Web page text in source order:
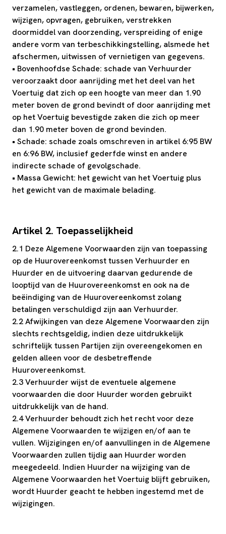
verzamelen, vastleggen, ordenen, bewaren, bijwerken,
wijzigen, opvragen, gebruiken, verstrekken
doormiddel van doorzending, verspreiding of enige
andere vorm van terbeschikkingstelling, alsmede het
afschermen, uitwissen of vernietigen van gegevens.
• Bovenhoofdse Schade: schade van Verhuurder
veroorzaakt door aanrijding met het deel van het
Voertuig dat zich op een hoogte van meer dan 1.90
meter boven de grond bevindt of door aanrijding met
op het Voertuig bevestigde zaken die zich op meer
dan 1.90 meter boven de grond bevinden.
• Schade: schade zoals omschreven in artikel 6:95 BW
en 6:96 BW, inclusief gederfde winst en andere
indirecte schade of gevolgschade.
• Massa Gewicht: het gewicht van het Voertuig plus
het gewicht van de maximale belading.
Artikel 2. Toepasselijkheid
2.1 Deze Algemene Voorwaarden zijn van toepassing
op de Huurovereenkomst tussen Verhuurder en
Huurder en de uitvoering daarvan gedurende de
looptijd van de Huurovereenkomst en ook na de
beëindiging van de Huurovereenkomst zolang
betalingen verschuldigd zijn aan Verhuurder.
2.2 Afwijkingen van deze Algemene Voorwaarden zijn
slechts rechtsgeldig, indien deze uitdrukkelijk
schriftelijk tussen Partijen zijn overeengekomen en
gelden alleen voor de desbetreffende
Huurovereenkomst.
2.3 Verhuurder wijst de eventuele algemene
voorwaarden die door Huurder worden gebruikt
uitdrukkelijk van de hand.
2.4 Verhuurder behoudt zich het recht voor deze
Algemene Voorwaarden te wijzigen en/of aan te
vullen. Wijzigingen en/of aanvullingen in de Algemene
Voorwaarden zullen tijdig aan Huurder worden
meegedeeld. Indien Huurder na wijziging van de
Algemene Voorwaarden het Voertuig blijft gebruiken,
wordt Huurder geacht te hebben ingestemd met de
wijzigingen.